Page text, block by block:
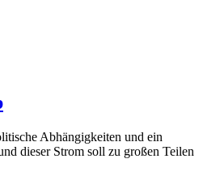
Abhängigkeiten und ein
dieser Strom soll zu großen Teilen